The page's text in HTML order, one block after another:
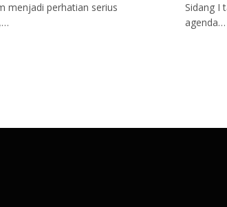
menjadi perhatian serius
Sidang I
agenda…